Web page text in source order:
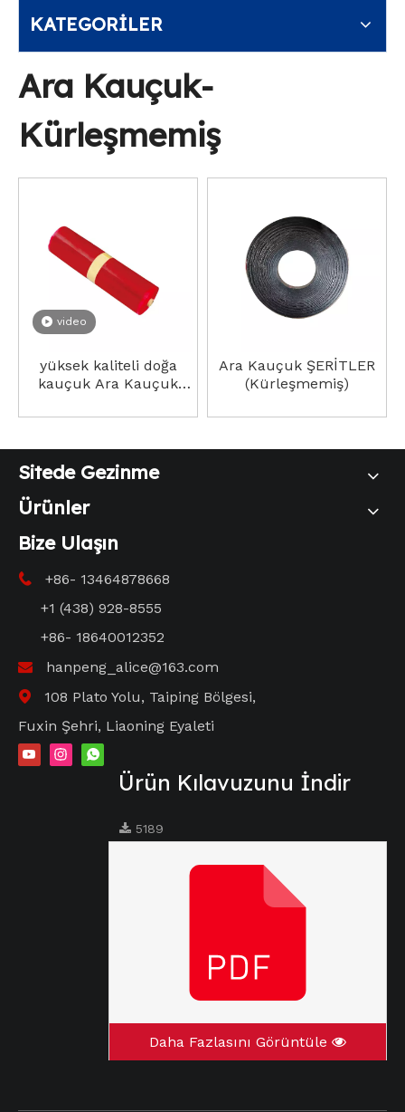
KATEGORİLER
Ara Kauçuk-
Kürleşmemiş
video
yüksek kaliteli doğa
kauçuk Ara Kauçuk
fiyat
Ara Kauçuk ŞERİTLER
(Kürleşmemiş)
Sitede Gezinme
Ürünler
Bize Ulaşın

+86- 13464878668
+1 (438) 928-8555
+86- 18640012352
 hanpeng_alice@163.com

108 Plato Yolu, Taiping Bölgesi,
Fuxin Şehri, Liaoning Eyaleti
Ürün Kılavuzunu İndir
5189
Daha Fazlasını Görüntüle